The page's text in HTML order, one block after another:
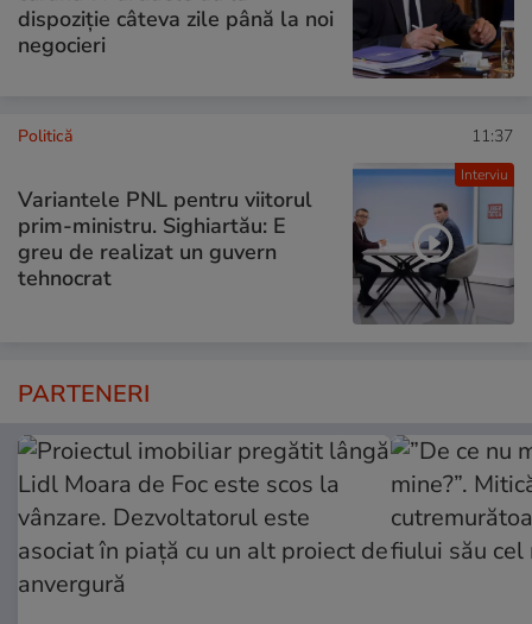
dispoziție câteva zile până la noi
negocieri
Interviu
Politică 11:37
Variantele PNL pentru viitorul
prim-ministru. Sighiartău: E
greu de realizat un guvern
tehnocrat
PARTENERI